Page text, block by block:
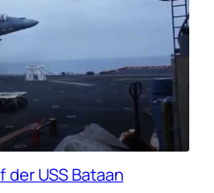
der USS Bataan